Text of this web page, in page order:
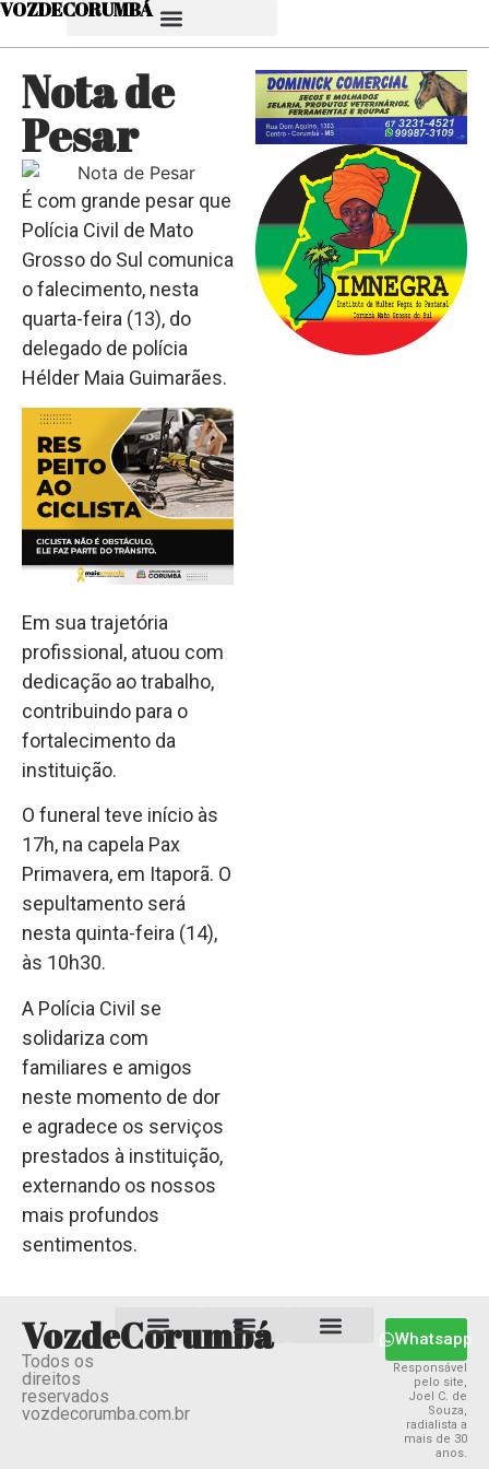
VOZDECORUMBÁ
Nota de
Pesar
É com grande pesar que
Polícia Civil de Mato
Grosso do Sul comunica
o falecimento, nesta
quarta-feira (13), do
delegado de polícia
Hélder Maia Guimarães.
Em sua trajetória
profissional, atuou com
dedicação ao trabalho,
contribuindo para o
fortalecimento da
instituição.
O funeral teve início às
17h, na capela Pax
Primavera, em Itaporã. O
sepultamento será
nesta quinta-feira (14),
às 10h30.
A Polícia Civil se
solidariza com
familiares e amigos
neste momento de dor
e agradece os serviços
prestados à instituição,
externando os nossos
mais profundos
sentimentos.
VozdeCorumbá
Todos os
direitos
reservados
vozdecorumba.com.br
Whatsapp
Responsável
pelo site,
Joel C. de
Souza,
radialista a
mais de 30
anos.